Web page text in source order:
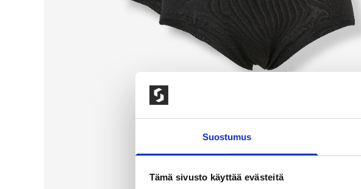
Suostumus
Tämä sivusto käyttää evästeitä